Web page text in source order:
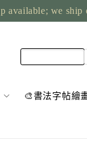
available; we ship
🎨書法字帖繪